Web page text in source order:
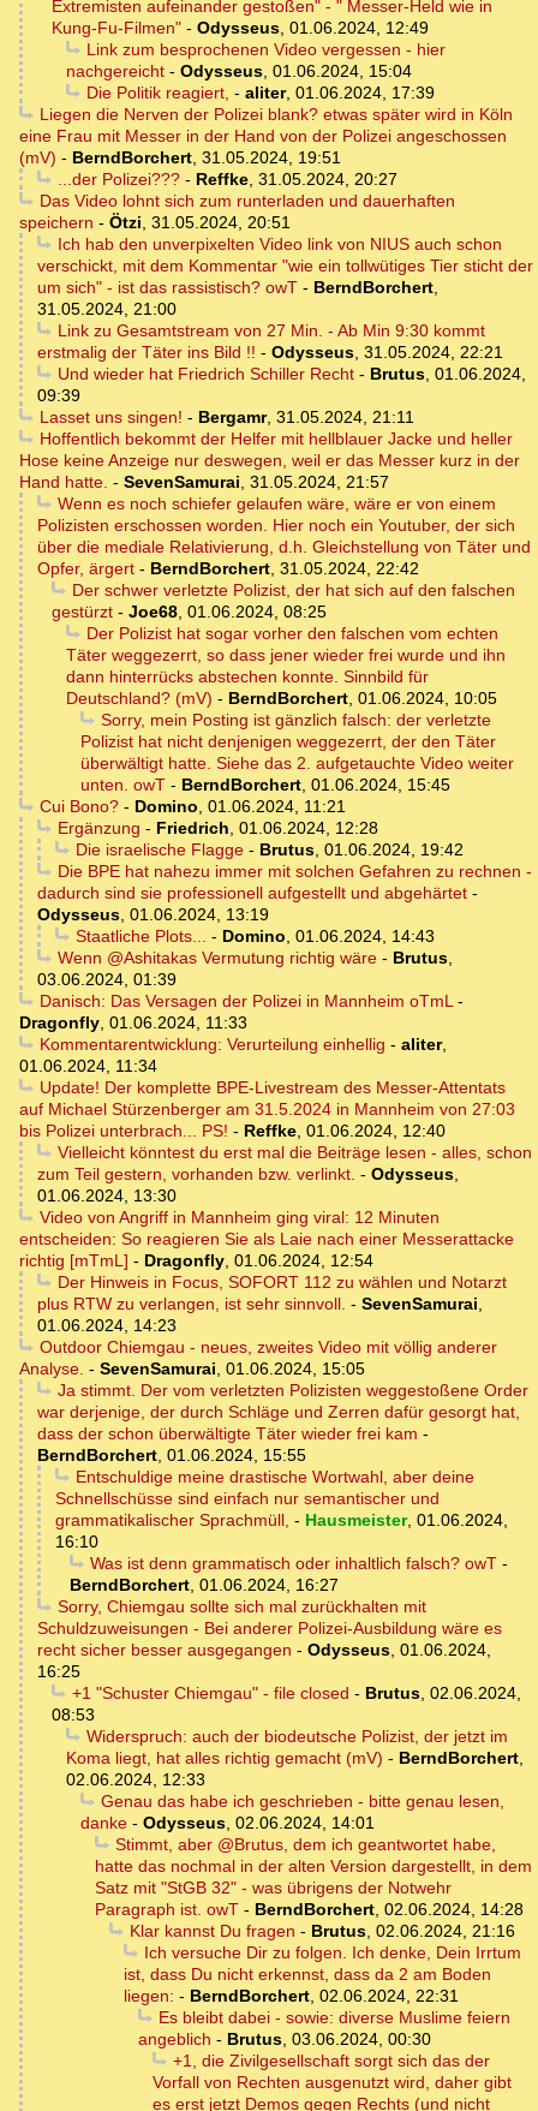
Extremisten aufeinander gestoßen" - " Messer-Held wie in
Kung-Fu-Filmen" - Odysseus, 01.06.2024, 12:49
Link zum besprochenen Video vergessen - hier
nachgereicht - Odysseus, 01.06.2024, 15:04
Die Politik reagiert, - aliter, 01.06.2024, 17:39
Liegen die Nerven der Polizei blank? etwas später wird in Köln
eine Frau mit Messer in der Hand von der Polizei angeschossen
(mV) - BerndBorchert, 31.05.2024, 19:51
...der Polizei???- Reffke, 31.05.2024, 20:27
Das Video lohnt sich zum runterladen und dauerhaften
speichern - Ötzi, 31.05.2024, 20:51
Ich hab den unverpixelten Video link von NIUS auch schon
verschickt, mit dem Kommentar "wie ein tollwütiges Tier sticht der
um sich" - ist das rassistisch? owT - BerndBorchert,
31.05.2024, 21:00
Link zu Gesamtstream von 27 Min. - Ab Min 9:30 kommt
erstmalig der Täter ins Bild !! - Odysseus, 31.05.2024, 22:21
Und wieder hat Friedrich Schiller Recht- Brutus, 01.06.2024,
09:39
Lasset uns singen! - Bergamr, 31.05.2024, 21:11
Hoffentlich bekommt der Helfer mit hellblauer Jacke und heller
Hose keine Anzeige nur deswegen, weil er das Messer kurz in der
Hand hatte. - SevenSamurai, 31.05.2024, 21:57
Wenn es noch schiefer gelaufen wäre, wäre er von einem
Polizisten erschossen worden. Hier noch ein Youtuber, der sich
über die mediale Relativierung, d.h. Gleichstellung von Täter und
Opfer, ärgert - BerndBorchert, 31.05.2024, 22:42
Der schwer verletzte Polizist, der hat sich auf den falschen
gestürzt - Joe68, 01.06.2024, 08:25
Der Polizist hat sogar vorher den falschen vom echten
Täter weggezerrt, so dass jener wieder frei wurde und ihn
dann hinterrücks abstechen konnte. Sinnbild für
Deutschland? (mV) - BerndBorchert, 01.06.2024, 10:05
Sorry, mein Posting ist gänzlich falsch: der verletzte
Polizist hat nicht denjenigen weggezerrt, der den Täter
überwältigt hatte. Siehe das 2. aufgetauchte Video weiter
unten. owT - BerndBorchert, 01.06.2024, 15:45
Cui Bono?- Domino, 01.06.2024, 11:21
Ergänzung - Friedrich, 01.06.2024, 12:28
Die israelische Flagge- Brutus, 01.06.2024, 19:42
Die BPE hat nahezu immer mit solchen Gefahren zu rechnen -
dadurch sind sie professionell aufgestellt und abgehärtet -
Odysseus, 01.06.2024, 13:19
Staatliche Plots... - Domino, 01.06.2024, 14:43
Wenn @Ashitakas Vermutung richtig wäre- Brutus,
03.06.2024, 01:39
Danisch: Das Versagen der Polizei in Mannheim oTmL-
Dragonfly, 01.06.2024, 11:33
Kommentarentwicklung: Verurteilung einhellig - aliter,
01.06.2024, 11:34
Update! Der komplette BPE-Livestream des Messer-Attentats
auf Michael Stürzenberger am 31.5.2024 in Mannheim von 27:03
bis Polizei unterbrach... PS! - Reffke, 01.06.2024, 12:40
Vielleicht könntest du erst mal die Beiträge lesen - alles, schon
zum Teil gestern, vorhanden bzw. verlinkt. - Odysseus,
01.06.2024, 13:30
Video von Angriff in Mannheim ging viral: 12 Minuten
entscheiden: So reagieren Sie als Laie nach einer Messerattacke
richtig [mTmL] - Dragonfly, 01.06.2024, 12:54
Der Hinweis in Focus, SOFORT 112 zu wählen und Notarzt
plus RTW zu verlangen, ist sehr sinnvoll. - SevenSamurai,
01.06.2024, 14:23
Outdoor Chiemgau - neues, zweites Video mit völlig anderer
Analyse. - SevenSamurai, 01.06.2024, 15:05
Ja stimmt. Der vom verletzten Polizisten weggestoßene Order
war derjenige, der durch Schläge und Zerren dafür gesorgt hat,
dass der schon überwältigte Täter wieder frei kam -
BerndBorchert, 01.06.2024, 15:55
Entschuldige meine drastische Wortwahl, aber deine
Schnellschüsse sind einfach nur semantischer und
grammatikalischer Sprachmüll, - Hausmeister, 01.06.2024,
16:10
Was ist denn grammatisch oder inhaltlich falsch? owT-
BerndBorchert, 01.06.2024, 16:27
Sorry, Chiemgau sollte sich mal zurückhalten mit
Schuldzuweisungen - Bei anderer Polizei-Ausbildung wäre es
recht sicher besser ausgegangen - Odysseus, 01.06.2024,
16:25
+1 "Schuster Chiemgau" - file closed - Brutus, 02.06.2024,
08:53
Widerspruch: auch der biodeutsche Polizist, der jetzt im
Koma liegt, hat alles richtig gemacht (mV) - BerndBorchert,
02.06.2024, 12:33
Genau das habe ich geschrieben - bitte genau lesen,
danke - Odysseus, 02.06.2024, 14:01
Stimmt, aber @Brutus, dem ich geantwortet habe,
hatte das nochmal in der alten Version dargestellt, in dem
Satz mit "StGB 32" - was übrigens der Notwehr
Paragraph ist. owT - BerndBorchert, 02.06.2024, 14:28
Klar kannst Du fragen - Brutus, 02.06.2024, 21:16
Ich versuche Dir zu folgen. Ich denke, Dein Irrtum
ist, dass Du nicht erkennst, dass da 2 am Boden
liegen: - BerndBorchert, 02.06.2024, 22:31
Es bleibt dabei - sowie: diverse Muslime feiern
angeblich - Brutus, 03.06.2024, 00:30
+1, die Zivilgesellschaft sorgt sich das der
Vorfall von Rechten ausgenutzt wird, daher gibt
es erst jetzt Demos gegen Rechts (und nicht